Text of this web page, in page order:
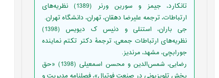
تانكارد، جیمز و سورین ورنر (1389) نظریه‌های
ارتباطات، ترجمه علیرضا دهقان، تهران، دانشگاه تهران.
جی باران، استنلی و دنیس ک دیویس (1398)
نظریه‌های ارتباطات جمعی، ترجمۀ دکتر تکتم نماینده
جورابچی، مشهد، مرندیز.
رضایی، شمس‌الدین و محسن اسمعیلی (1398) «حق